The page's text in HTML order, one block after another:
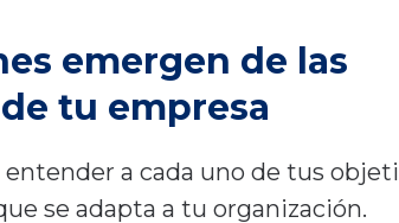
emergen de las
tu empresa
a cada uno de tus
se adapta a tu organización.